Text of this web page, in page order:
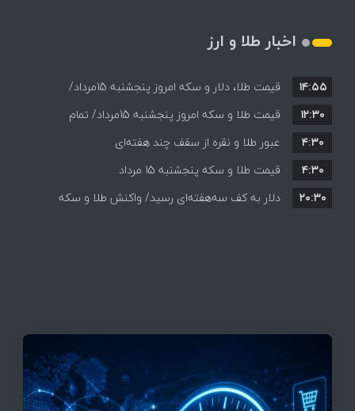
اخبار طلا و ارز
قیمت طلا، دلار و سکه امروز پنجشنبه 15مرداد/
افزایش قیمت ها + جدول
۱۴:۵۵
قیمت طلا و سکه امروز پنجشنبه 15مرداد/ تمام
قیمت ها بر مدار افزایش + جدول
۱۲:۳۰
عبور طلا و نقره از سقف چند هفته‌ای
۴:۳۰
قیمت طلا و سکه پنجشنبه 15 مرداد
۴:۳۰
دلار به کف سه‌هفته‌ای رسید/ واکنش طلا و سکه
۲۰:۳۰